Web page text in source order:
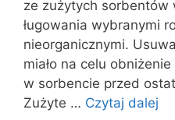
ze zużytych sorbentów
ługowania wybranymi
nieorganicznymi.
miało na celu
w sorbencie przed
Zużyte … Czytaj dalej